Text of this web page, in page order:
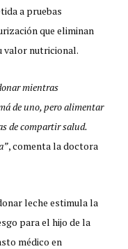
a pruebas
que eliminan
valor nutricional.
mientras
de uno, pero alimentar
de compartir salud.
, comenta la doctora
leche estimula la
para el hijo de la
médico en